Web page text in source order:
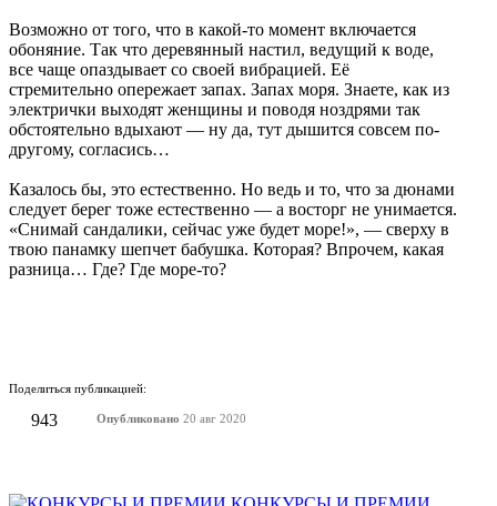
Возможно от того, что в какой-то момент включается
обоняние. Так что деревянный настил, ведущий к воде,
все чаще опаздывает со своей вибрацией. Её
стремительно опережает запах. Запах моря. Знаете, как из
электрички выходят женщины и поводя ноздрями так
обстоятельно вдыхают — ну да, тут дышится совсем по-
другому, согласись…
Казалось бы, это естественно. Но ведь и то, что за дюнами
следует берег тоже естественно — а восторг не унимается.
«Снимай сандалики, сейчас уже будет море!», — сверху в
твою панамку шепчет бабушка. Которая? Впрочем, какая
разница… Где? Где море-то?
Поделиться публикацией:
943 Опубликовано 20 авг 2020